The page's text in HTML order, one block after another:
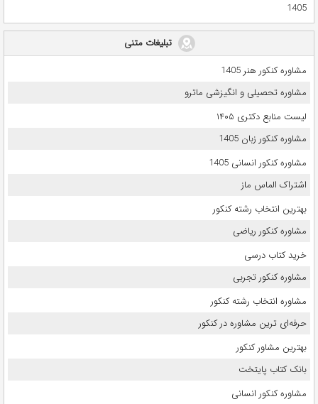
1405
تبلیغات متنی
مشاوره کنکور هنر 1405
مشاوره تحصیلی و انگیزشی ماترو
لیست منابع دکتری ۱۴۰۵
مشاوره کنکور زبان 1405
مشاوره کنکور انسانی 1405
اشتراک الماس ماز
بهترین انتخاب رشته کنکور
مشاوره کنکور ریاضی
خرید کتاب درسی
مشاوره کنکور تجربی
مشاوره انتخاب رشته کنکور
حرفه‌ای ترین مشاوره در کنکور
بهترین مشاور کنکور
بانک کتاب پایتخت
مشاوره کنکور انسانی